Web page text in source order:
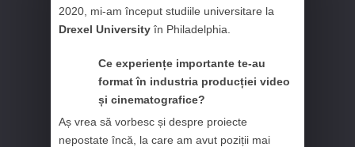
2020, mi-am început studiile universitare la
Drexel University în Philadelphia.
Ce experiențe importante te-au
format în industria producției video
și cinematografice?
Aș vrea să vorbesc și despre proiecte
nepostate încă, la care am avut poziții mai